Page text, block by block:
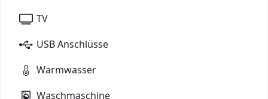
TV
USB Anschlüsse
Warmwasser
Waschmaschine